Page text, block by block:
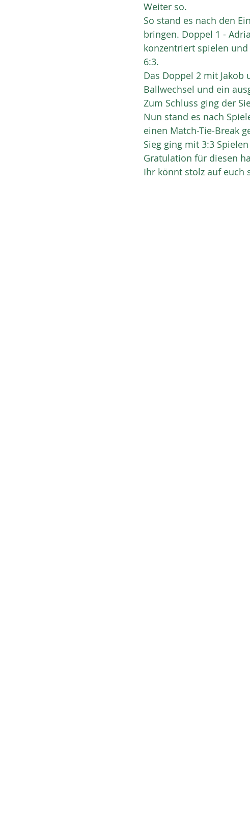
Weiter so.
So stand es nach den
bringen. Doppel 1 -
konzentriert spielen
6:3.
Das Doppel 2 mit
Ballwechsel und ein
Zum Schluss ging der
Nun stand es nach
einen Match-Tie-Break
Sieg ging mit 3:3
Gratulation für diesen
Ihr könnt stolz auf euch